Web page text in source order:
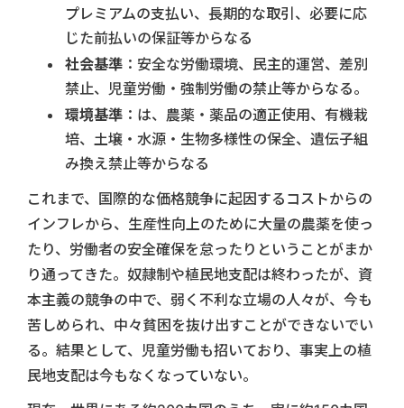
プレミアムの支払い、長期的な取引、必要に応
じた前払いの保証等からなる
社会基準 ：安全な労働環境、民主的運営、差別
禁止、児童労働・強制労働の禁止等からなる。
環境基準 ：は、農薬・薬品の適正使用、有機栽
培、土壌・水源・生物多様性の保全、遺伝子組
み換え禁止等からなる
これまで、国際的な価格競争に起因するコストからの
インフレから、生産性向上のために大量の農薬を使っ
たり、労働者の安全確保を怠ったりということがまか
り通ってきた。奴隷制や植民地支配は終わったが、資
本主義の競争の中で、弱く不利な立場の人々が、今も
苦しめられ、中々貧困を抜け出すことができないでい
る。結果として、児童労働も招いており、事実上の植
民地支配は今もなくなっていない。